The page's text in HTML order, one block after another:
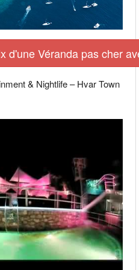
d'une Véranda pas cher
& Nightlife – Hvar Town